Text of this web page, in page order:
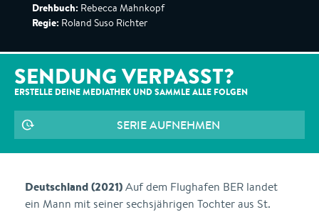
Drehbuch: Rebecca Mahnkopf
Regie: Roland Suso Richter
SENDUNG VERPASST?
ERSTELLE DEINE MEDIATHEK UND SAMMLE ALLE FOLGEN
SERIE AUFNEHMEN
Deutschland (2021)Auf dem Flughafen BER landet
ein Mann mit seiner sechsjährigen Tochter aus St.